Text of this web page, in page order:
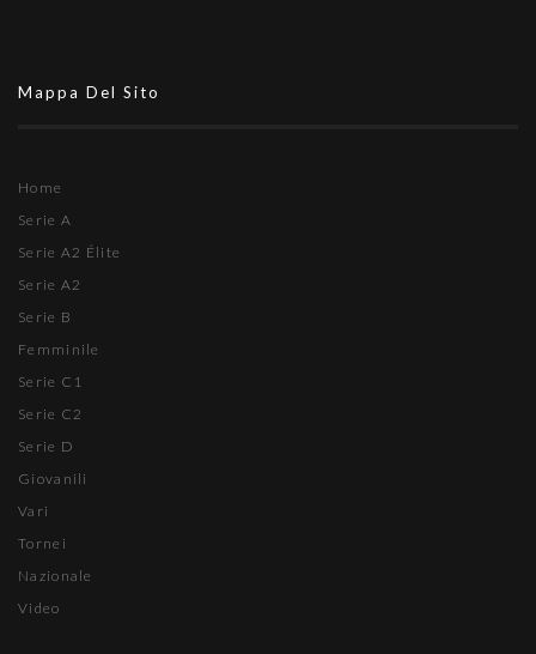
Mappa Del Sito
Home
Serie A
Serie A2 Élite
Serie A2
Serie B
Femminile
Serie C1
Serie C2
Serie D
Giovanili
Vari
Tornei
Nazionale
Video